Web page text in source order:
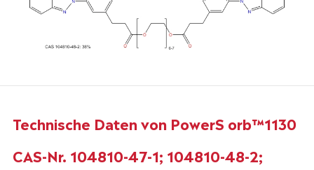
Technische Daten von PowerS orb™1130
CAS-Nr. 104810-47-1; 104810-48-2;